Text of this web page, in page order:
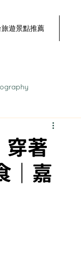
遊景點推薦
嘉義夜市
嘉義全攻略
穿著
｜嘉